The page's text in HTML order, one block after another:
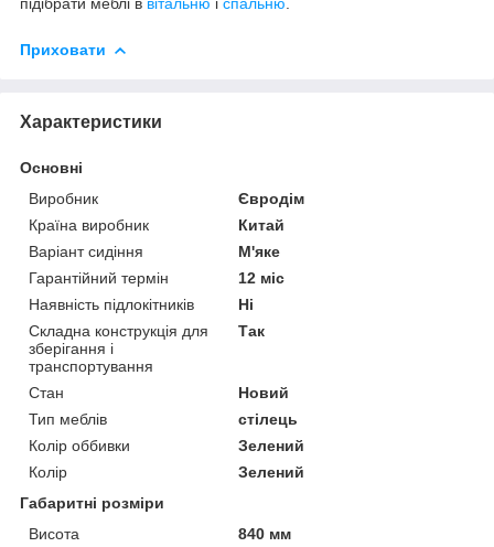
Приховати
Характеристики
Основні
Виробник
Євродім
Країна виробник
Китай
Варіант сидіння
М'яке
Гарантійний термін
12 міс
Наявність підлокітників
Ні
Складна конструкція для
зберігання і
транспортування
Так
Стан
Новий
Тип меблів
стілець
Колір оббивки
Зелений
Колір
Зелений
Габаритні розміри
Висота
840 мм